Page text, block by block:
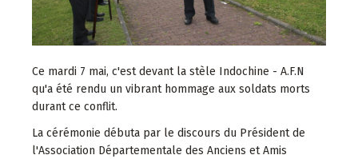
Ce mardi 7 mai, c'est devant la stèle Indochine - A.F.N
qu'a été rendu un vibrant hommage aux soldats morts
durant ce conflit.
La cérémonie débuta par le discours du Président de
l'Association Départementale des Anciens et Amis